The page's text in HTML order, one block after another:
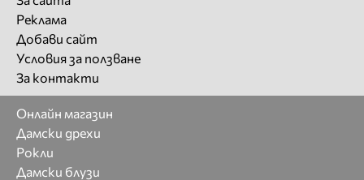
Реклама
Добави сайт
Условия за ползване
За контакти
Онлайн магазин
Дамски дрехи
Рокли
Дамски блузи